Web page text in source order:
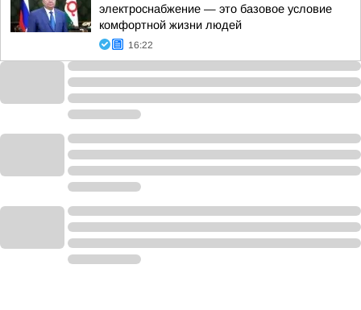
электроснабжение — это базовое условие
комфортной жизни людей
16:22